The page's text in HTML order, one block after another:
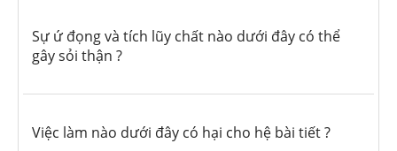
Sự ứ đọng và tích lũy chất nào dưới đây có thể
gây sỏi thận ?
Việc làm nào dưới đây có hại cho hệ bài tiết ?